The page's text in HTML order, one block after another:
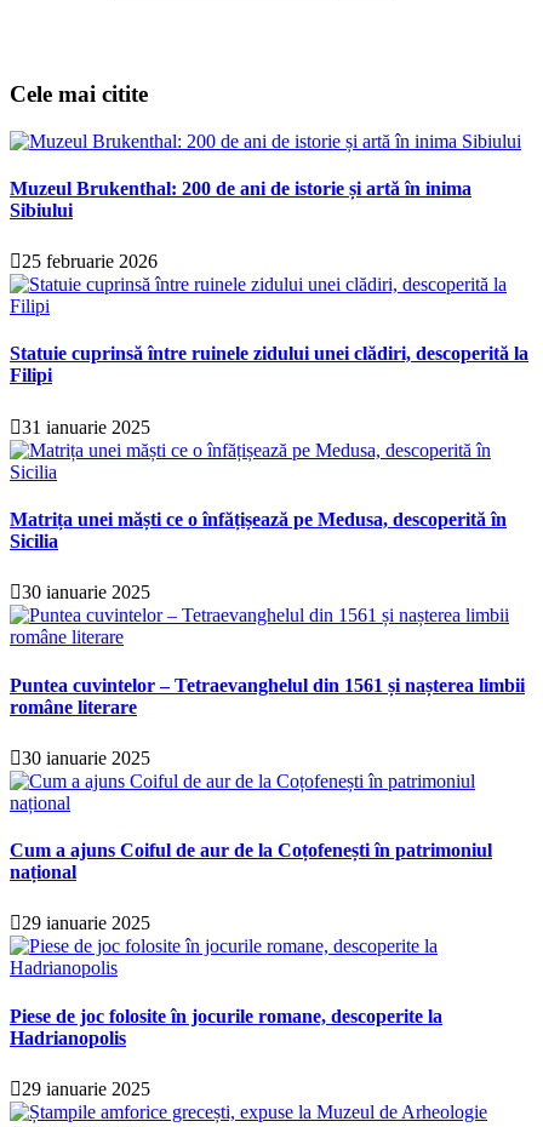
Cele mai citite
Muzeul Brukenthal: 200 de ani de istorie și artă în inima
Sibiului
25 februarie 2026
Statuie cuprinsă între ruinele zidului unei clădiri, descoperită la
Filipi
31 ianuarie 2025
Matrița unei măști ce o înfățișează pe Medusa, descoperită în
Sicilia
30 ianuarie 2025
Puntea cuvintelor – Tetraevanghelul din 1561 și nașterea limbii
române literare
30 ianuarie 2025
Cum a ajuns Coiful de aur de la Coțofenești în patrimoniul
național
29 ianuarie 2025
Piese de joc folosite în jocurile romane, descoperite la
Hadrianopolis
29 ianuarie 2025